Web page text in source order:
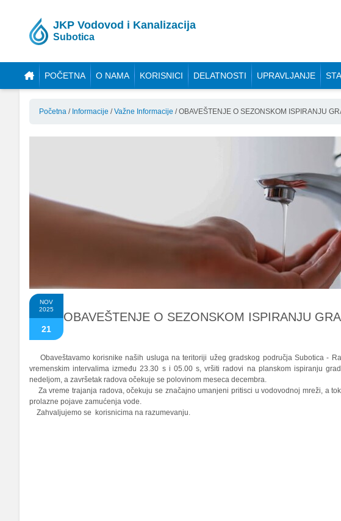
JKP Vodovod i Kanalizacija
Subotica
POČETNA O NAMA KORISNICI DELATNOSTI UPRAVLJANJE
Početna / Informacije / Važne Informacije / OBAVEŠTENJE O SEZONSKOM ISPIRANJU
NOV
2025
21
OBAVEŠTENJE O SEZONSKOM ISPIRANJU
Obaveštavamo korisnike naših usluga na teritoriji užeg gradskog područja Subotica -
vremenskim intervalima između 23.30 s i 05.00 s, vršiti radovi na planskom ispiranju
nedeljom, a završetak radova očekuje se polovinom meseca decembra.
Za vreme trajanja radova, očekuju se značajno umanjeni pritisci u vodovodnoj mreži, a
prolazne pojave zamućenja vode.
Zahvaljujemo se korisnicima na razumevanju.